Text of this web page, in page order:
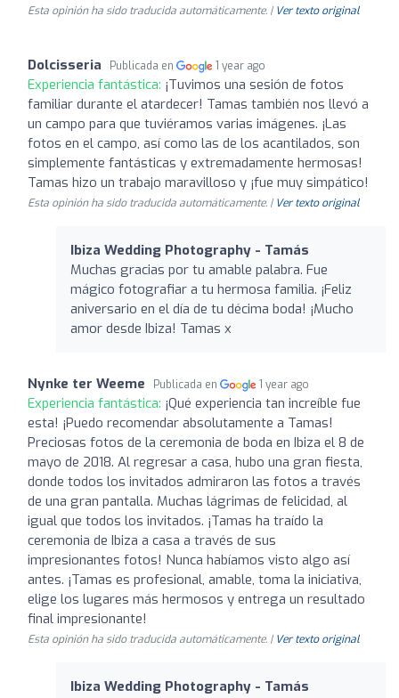
Esta opinión ha sido traducida automáticamente. | Ver texto original
Dolcisseria Publicada en 1 year ago
Experiencia fantástica: ¡Tuvimos una sesión de fotos
familiar durante el atardecer! Tamas también nos llevó a
un campo para que tuviéramos varias imágenes. ¡Las
fotos en el campo, así como las de los acantilados, son
simplemente fantásticas y extremadamente hermosas!
Tamas hizo un trabajo maravilloso y ¡fue muy simpático!
Esta opinión ha sido traducida automáticamente. | Ver texto original
Ibiza Wedding Photography - Tamás
Muchas gracias por tu amable palabra. Fue
mágico fotografiar a tu hermosa familia. ¡Feliz
aniversario en el día de tu décima boda! ¡Mucho
amor desde Ibiza! Tamas x
Nynke ter Weeme Publicada en 1 year ago
Experiencia fantástica: ¡Qué experiencia tan increíble fue
esta! ¡Puedo recomendar absolutamente a Tamas!
Preciosas fotos de la ceremonia de boda en Ibiza el 8 de
mayo de 2018. Al regresar a casa, hubo una gran fiesta,
donde todos los invitados admiraron las fotos a través
de una gran pantalla. Muchas lágrimas de felicidad, al
igual que todos los invitados. ¡Tamas ha traído la
ceremonia de Ibiza a casa a través de sus
impresionantes fotos! Nunca habíamos visto algo así
antes. ¡Tamas es profesional, amable, toma la iniciativa,
elige los lugares más hermosos y entrega un resultado
final impresionante!
Esta opinión ha sido traducida automáticamente. | Ver texto original
Ibiza Wedding Photography - Tamás